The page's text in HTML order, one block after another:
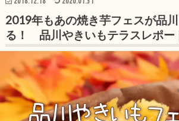
2019年もあの焼き芋フェスが品
る！ 品川やきいもテラスレポ